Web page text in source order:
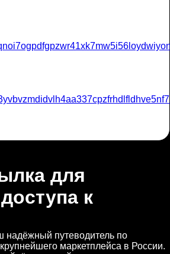
для
к
путеводитель по
маркетплейса в России.